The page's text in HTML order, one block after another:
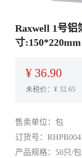
Raxwell 1号铝
寸
¥ 36.90
未税价：¥ 32.65
售卖单位： 包
订货号：
产品规格： 50只/包